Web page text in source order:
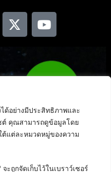
ด้อย่างมีประสิทธิภาพและ
ต์ คุณสามารถดูข้อมูลโดย
ต้แต่ละหมวดหมู่ของความ
จะถูกจัดเก็บไว้ในเบราว์เซอร์